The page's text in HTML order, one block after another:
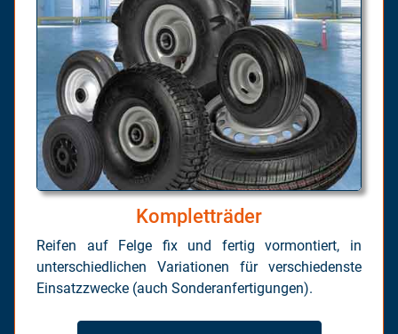
Kompletträder
Reifen auf Felge fix und fertig vormontiert, in
unterschiedlichen Variationen für verschiedenste
Einsatzzwecke (auch Sonderanfertigungen).